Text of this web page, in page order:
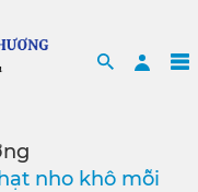
Search
nho khô mỗi